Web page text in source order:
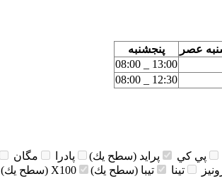
عصر
پنجشنبه
13:00 _ 08:00
12:30 _ 08:00
پي كي پرايد (سطح يك) پادرا مگان
تينا تيبا (سطح يك) X100 (سطح يك)